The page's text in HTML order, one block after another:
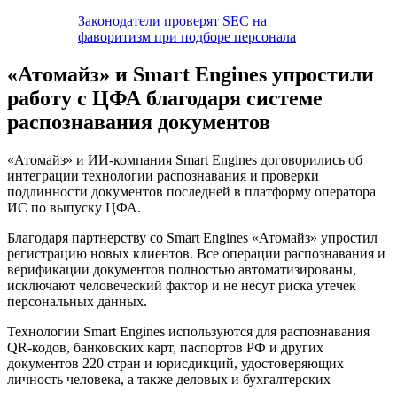
Законодатели проверят SEC на
фаворитизм при подборе персонала
«Атомайз» и Smart Engines упростили
работу с ЦФА благодаря системе
распознавания документов
«Атомайз» и ИИ-компания Smart Engines договорились об
интеграции технологии распознавания и проверки
подлинности документов последней в платформу оператора
ИС по выпуску ЦФА.
Благодаря партнерству со Smart Engines «Атомайз» упростил
регистрацию новых клиентов. Все операции распознавания и
верификации документов полностью автоматизированы,
исключают человеческий фактор и не несут риска утечек
персональных данных.
Технологии Smart Engines используются для распознавания
QR-кодов, банковских карт, паспортов РФ и других
документов 220 стран и юрисдикций, удостоверяющих
личность человека, а также деловых и бухгалтерских